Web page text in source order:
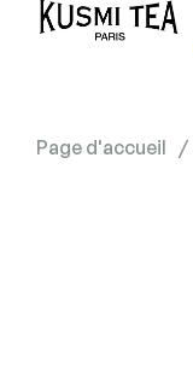
Page d'accueil /